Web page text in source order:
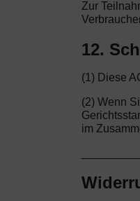
Zur
12.
(1) Diese
(2) Wenn
im